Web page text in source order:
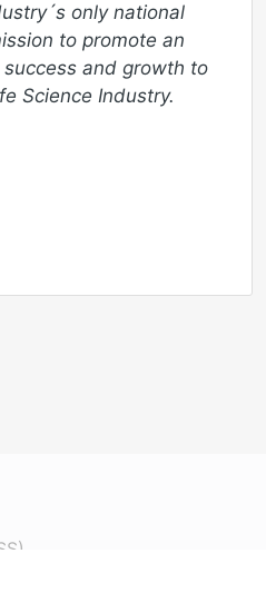
only national
to promote an
and growth to
Science Industry.